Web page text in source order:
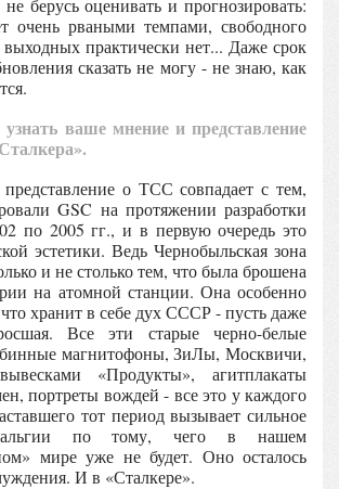
берусь оценивать и прогнозировать:
очень рваными темпами, свободного
практически нет... Даже срок
сказать не могу - не знаю, как
ваше мнение и представление
о ТСС совпадает с тем,
GSC на протяжении разработки
по 2005 гг., и в первую очередь это
эстетики. Ведь Чернобыльская зона
и не столько тем, что была брошена
на атомной станции. Она особенно
хранит в себе дух СССР - пусть даже
Все эти старые черно-белые
магнитофоны, ЗиЛы, Москвичи,
«Продукты», агитплакаты
портреты вождей - все это у каждого
тот период вызывает сильное
по тому, чего в нашем
мире уже не будет. Оно осталось
И в «Сталкере».